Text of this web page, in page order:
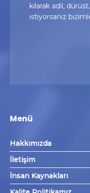
kılarak adil,
istiyorsanız
Menü
Hakkımızda
İletişim
İnsan Kaynakları